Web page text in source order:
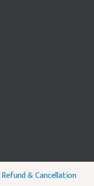
Refund & Cancellation